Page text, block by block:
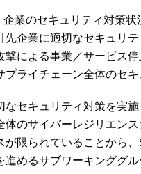
業のセキュリティ対策
先企業に適切なセキュリ
撃による事業／サービス
プライチェーン全体のセ
セキュリティ対策を実
体のサイバーレジリエン
が限られていることから
進めるサブワーキンググ